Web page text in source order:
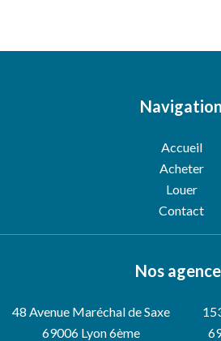
Navigation
Accueil
Acheter
Louer
Contact
Nos
48 Avenue Maréchal de Saxe
69006Lyon 6ème